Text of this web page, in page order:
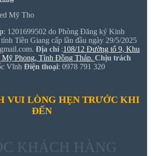
: 1201699502 do Phòng Đăng ký Kinh
Tiền Giang cấp lần đầu ngày 29/5/2025
Địa chỉ :108/12 Đường tổ 9, Khu
Phong, Tỉnh Đồng Tháp. Chịu trách
Vĩnh Điện thoại: 0978 791 320
VUI LÒNG HẸN TRƯỚC KHI
ĐẾN
KHÁCH HÀNG